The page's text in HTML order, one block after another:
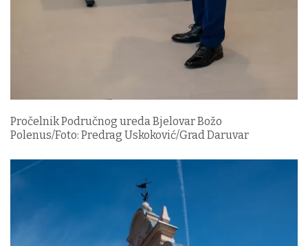
Pročelnik Područnog ureda Bjelovar Božo
Polenus/Foto: Predrag Uskoković/Grad Daruvar